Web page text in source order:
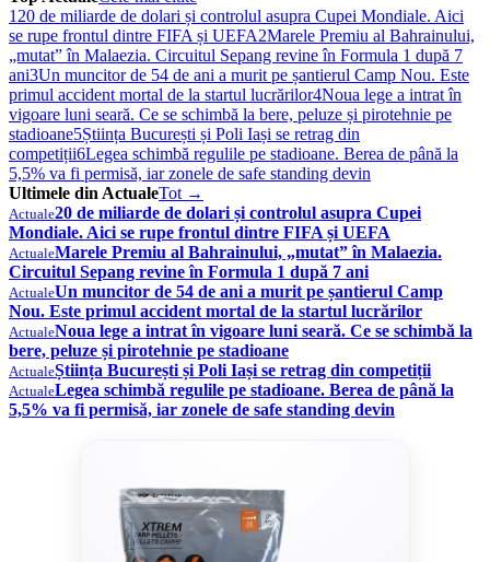
1 20 de miliarde de dolari și controlul asupra Cupei Mondiale. Aici
se rupe frontul dintre FIFA și UEFA2Marele Premiu al Bahrainului,
„mutat” în Malaezia. Circuitul Sepang revine în Formula 1 după 7
ani3Un muncitor de 54 de ani a murit pe șantierul Camp Nou. Este
primul accident mortal de la startul lucrărilor4Noua lege a intrat în
vigoare luni seară. Ce se schimbă la bere, peluze și pirotehnie pe
stadioane5Știința București și Poli Iași se retrag din
competiții6Legea schimbă regulile pe stadioane. Berea de până la
5,5% va fi permisă, iar zonele de safe standing devin
Ultimele din ActualeTot →
Actuale20 de miliarde de dolari și controlul asupra Cupei
Mondiale. Aici se rupe frontul dintre FIFA și UEFA
ActualeMarele Premiu al Bahrainului, „mutat” în Malaezia.
Circuitul Sepang revine în Formula 1 după 7 ani
ActualeUn muncitor de 54 de ani a murit pe șantierul Camp
Nou. Este primul accident mortal de la startul lucrărilor
ActualeNoua lege a intrat în vigoare luni seară. Ce se schimbă la
bere, peluze și pirotehnie pe stadioane
ActualeȘtiința București și Poli Iași se retrag din competiții
ActualeLegea schimbă regulile pe stadioane. Berea de până la
5,5% va fi permisă, iar zonele de safe standing devin